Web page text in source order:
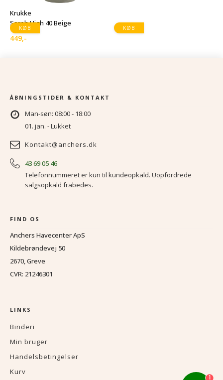
KØB
Krukke
Sereh High 40 Beige
449,-
KØB
ÅBNINGSTIDER & KONTAKT
Man-søn: 08:00 - 18:00
01. jan. - Lukket
Kontakt@anchers.dk
43 69 05 46
Telefonnummeret er kun til kundeopkald. Uopfordrede
salgsopkald frabedes.
FIND OS
Anchers Havecenter ApS
Kildebrøndevej 50
2670, Greve
CVR: 21246301
LINKS
Binderi
Min bruger
Handelsbetingelser
Kurv
1